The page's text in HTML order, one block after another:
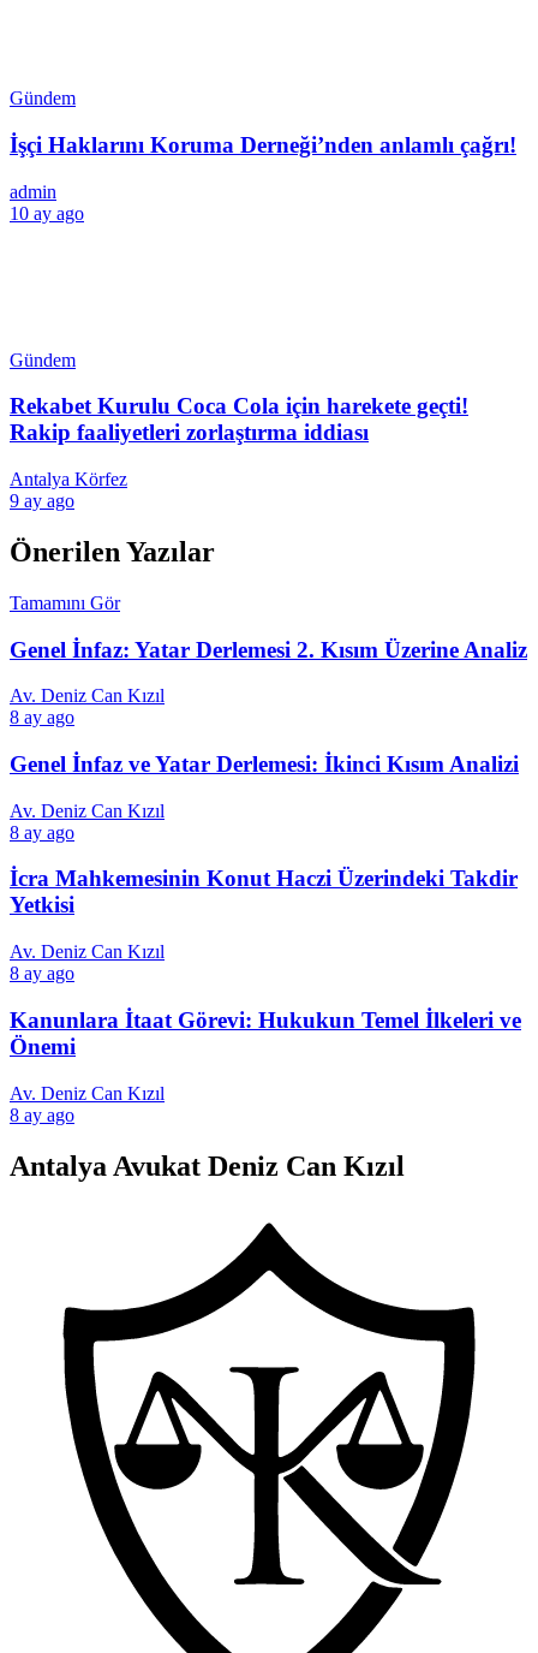
Gündem
İşçi Haklarını Koruma Derneği’nden anlamlı çağrı!
admin
10 ay ago
Gündem
Rekabet Kurulu Coca Cola için harekete geçti!
Rakip faaliyetleri zorlaştırma iddiası
Antalya Körfez
9 ay ago
Önerilen Yazılar
Tamamını Gör
Genel İnfaz: Yatar Derlemesi 2. Kısım Üzerine Analiz
Av. Deniz Can Kızıl
8 ay ago
Genel İnfaz ve Yatar Derlemesi: İkinci Kısım Analizi
Av. Deniz Can Kızıl
8 ay ago
İcra Mahkemesinin Konut Haczi Üzerindeki Takdir
Yetkisi
Av. Deniz Can Kızıl
8 ay ago
Kanunlara İtaat Görevi: Hukukun Temel İlkeleri ve
Önemi
Av. Deniz Can Kızıl
8 ay ago
Antalya Avukat Deniz Can Kızıl